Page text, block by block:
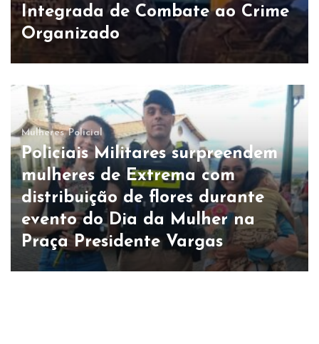
Integrada de Combate ao Crime
Organizado
Mulheres Policial
Policiais Militares surpreendem
mulheres de Extrema com
distribuição de flores durante
evento do Dia da Mulher na
Praça Presidente Vargas